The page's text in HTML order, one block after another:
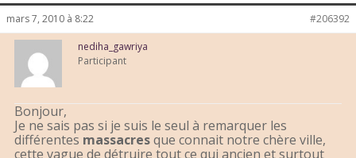
mars 7, 2010 à 8:22 #206392
nediha_gawriya
Participant
Bonjour,
Je ne sais pas si je suis le seul à remarquer les
différentes massacresque connait notre chère ville,
cette vague de détruire tout ce qui ancien et surtout